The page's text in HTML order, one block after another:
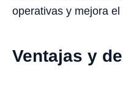
operativas y mejora
Ventajas y